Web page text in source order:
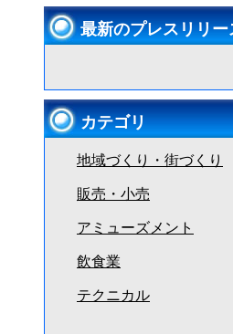
最新のプレスリリ
カテゴリ
地域づくり・街づくり
販売・小売
アミューズメント
飲食業
テクニカル